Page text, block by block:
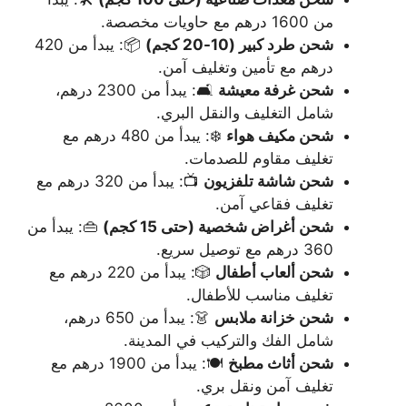
من 1600 درهم مع حاويات مخصصة.
شحن طرد كبير (10-20 كجم)
📦: يبدأ من 420
درهم مع تأمين وتغليف آمن.
شحن غرفة معيشة
🛋️: يبدأ من 2300 درهم،
شامل التغليف والنقل البري.
شحن مكيف هواء
❄️: يبدأ من 480 درهم مع
تغليف مقاوم للصدمات.
شحن شاشة تلفزيون
📺: يبدأ من 320 درهم مع
تغليف فقاعي آمن.
شحن أغراض شخصية (حتى 15 كجم)
👜: يبدأ من
360 درهم مع توصيل سريع.
شحن ألعاب أطفال
🎲: يبدأ من 220 درهم مع
تغليف مناسب للأطفال.
شحن خزانة ملابس
👗: يبدأ من 650 درهم،
شامل الفك والتركيب في المدينة.
شحن أثاث مطبخ
🍽️: يبدأ من 1900 درهم مع
تغليف آمن ونقل بري.